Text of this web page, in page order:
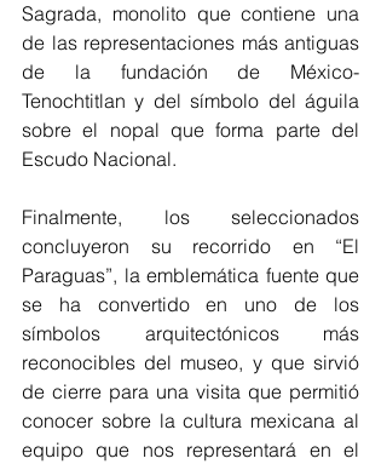
Sagrada, monolito que contiene una
de las representaciones más antiguas
de la fundación de México-
Tenochtitlan y del símbolo del águila
sobre el nopal que forma parte del
Escudo Nacional.
Finalmente, los seleccionados
concluyeron su recorrido en “El
Paraguas”, la emblemática fuente que
se ha convertido en uno de los
símbolos arquitectónicos más
reconocibles del museo, y que sirvió
de cierre para una visita que permitió
conocer sobre la cultura mexicana al
equipo que nos representará en el